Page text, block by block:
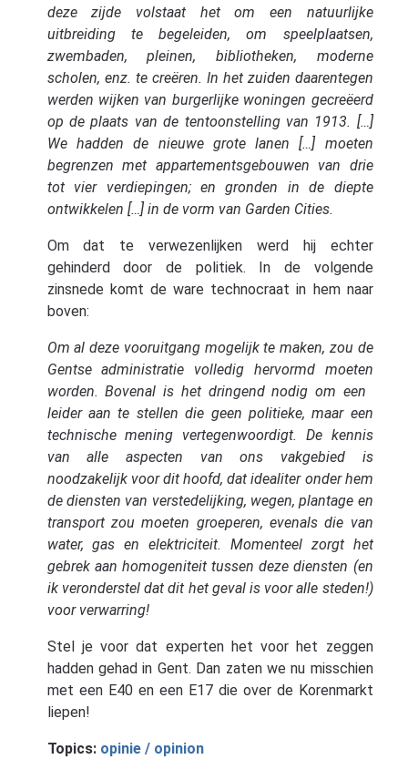
deze zijde volstaat het om een ​​natuurlijke
uitbreiding te begeleiden, om speelplaatsen,
zwembaden, pleinen, bibliotheken, moderne
scholen, enz. te creëren. In het zuiden daarentegen
werden wijken van burgerlijke woningen gecreëerd
op de plaats van de tentoonstelling van 1913. […]
We hadden de nieuwe grote lanen […] moeten
begrenzen met appartementsgebouwen van drie
tot vier verdiepingen; en gronden in de diepte
ontwikkelen […] in de vorm van Garden Cities.
Om dat te verwezenlijken werd hij echter
gehinderd door de politiek. In de volgende
zinsnede komt de ware technocraat in hem naar
boven:
Om al deze vooruitgang mogelijk te maken, zou de
Gentse administratie volledig hervormd moeten
worden. Bovenal is het dringend nodig om een ​​
leider aan te stellen die geen politieke, maar een
technische mening vertegenwoordigt. De kennis
van alle aspecten van ons vakgebied is
noodzakelijk voor dit hoofd, dat idealiter onder hem
de diensten van verstedelijking, wegen, plantage en
transport zou moeten groeperen, evenals die van
water, gas en elektriciteit. Momenteel zorgt het
gebrek aan homogeniteit tussen deze diensten (en
ik veronderstel dat dit het geval is voor alle steden!)
voor verwarring!
Stel je voor dat experten het voor het zeggen
hadden gehad in Gent. Dan zaten we nu misschien
met een E40 en een E17 die over de Korenmarkt
liepen!
Topics: opinie / opinion